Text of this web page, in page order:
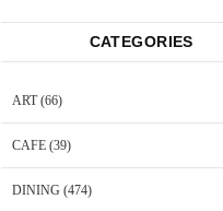
CATEGORIES
ART(66)
CAFE(39)
DINING (474)